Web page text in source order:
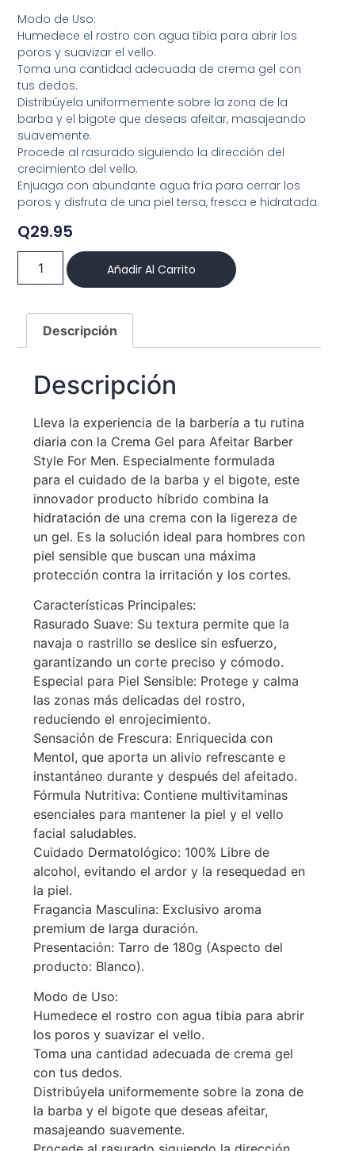
Modo de Uso:
Humedece el rostro con agua tibia para abrir los
poros y suavizar el vello.
Toma una cantidad adecuada de crema gel con
tus dedos.
Distribúyela uniformemente sobre la zona de la
barba y el bigote que deseas afeitar, masajeando
suavemente.
Procede al rasurado siguiendo la dirección del
crecimiento del vello.
Enjuaga con abundante agua fría para cerrar los
poros y disfruta de una piel tersa, fresca e hidratada.
Q29.95
Añadir Al Carrito
Descripción
Descripción
Lleva la experiencia de la barbería a tu rutina
diaria con la Crema Gel para Afeitar Barber
Style For Men. Especialmente formulada
para el cuidado de la barba y el bigote, este
innovador producto híbrido combina la
hidratación de una crema con la ligereza de
un gel. Es la solución ideal para hombres con
piel sensible que buscan una máxima
protección contra la irritación y los cortes.
Características Principales:
Rasurado Suave: Su textura permite que la
navaja o rastrillo se deslice sin esfuerzo,
garantizando un corte preciso y cómodo.
Especial para Piel Sensible: Protege y calma
las zonas más delicadas del rostro,
reduciendo el enrojecimiento.
Sensación de Frescura: Enriquecida con
Mentol, que aporta un alivio refrescante e
instantáneo durante y después del afeitado.
Fórmula Nutritiva: Contiene multivitaminas
esenciales para mantener la piel y el vello
facial saludables.
Cuidado Dermatológico: 100% Libre de
alcohol, evitando el ardor y la resequedad en
la piel.
Fragancia Masculina: Exclusivo aroma
premium de larga duración.
Presentación: Tarro de 180g (Aspecto del
producto: Blanco).
Modo de Uso:
Humedece el rostro con agua tibia para abrir
los poros y suavizar el vello.
Toma una cantidad adecuada de crema gel
con tus dedos.
Distribúyela uniformemente sobre la zona de
la barba y el bigote que deseas afeitar,
masajeando suavemente.